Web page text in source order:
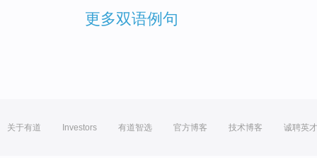
更多双语例句
关于有道 Investors 有道智选 官方博客 技术博客 诚聘英才